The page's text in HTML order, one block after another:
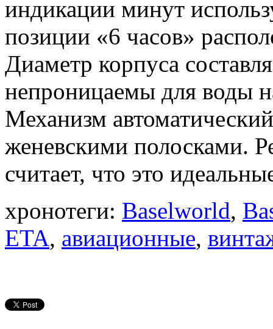
индикации минут
позиции «6 часов»
Диаметр корпуса
непроницаемы для воды
Механизм
женевскими полосками.
считает, что это
хронотеги: Baselworld,
ETA, авиационные,